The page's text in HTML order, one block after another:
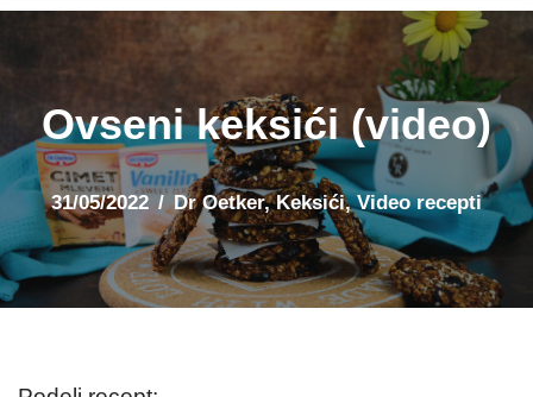
Ovseni keksići (video)
31/05/2022 Dr Oetker,Keksići,Video recepti